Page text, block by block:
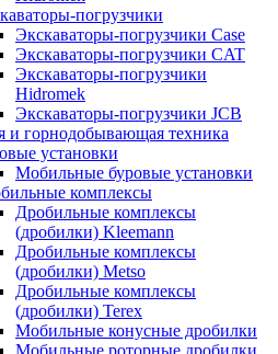
погрузчики
Экскаваторы-погрузчики Case
Экскаваторы-погрузчики CAT
Экскаваторы-погрузчики
Hidromek
Экскаваторы-погрузчики JCB
и горнодобывающая техника
установки
Мобильные буровые установки
комплексы
Дробильные комплексы
(дробилки) Kleemann
Дробильные комплексы
(дробилки) Metso
Дробильные комплексы
(дробилки) Terex
Мобильные конусные дробилки
Мобильные роторные дробилки